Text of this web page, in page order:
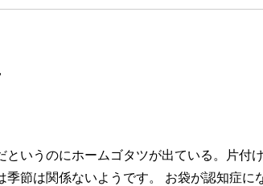
いうのにホームゴタツが出ている。片付
季節は関係ないようです。 お袋が認知症